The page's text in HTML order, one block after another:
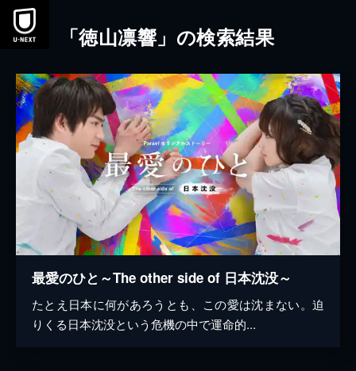
本文へスキップ
「徳山凛響」の検索結果
最愛のひと～The other side of 日本沈没～
たとえ日本に何があろうとも、この愛は沈まない。迫
りくる日本沈没という危機の中で運命的...